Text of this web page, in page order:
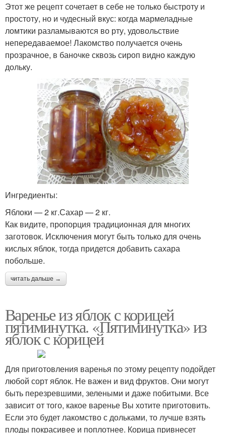
Этот же рецепт сочетает в себе не только быстроту и
простоту, но и чудесный вкус: когда мармеладные
ломтики разламываются во рту, удовольствие
непередаваемое! Лакомство получается очень
прозрачное, в баночке сквозь сироп видно каждую
дольку.
Ингредиенты:
Яблоки — 2 кг.Сахар — 2 кг.
Как видите, пропорция традиционная для многих
заготовок. Исключения могут быть только для очень
кислых яблок, тогда придется добавить сахара
побольше.
читать дальше →
Варенье из яблок с корицей
пятиминутка. «Пятиминутка» из
яблок с корицей
Для приготовления варенья по этому рецепту подойдет
любой сорт яблок. Не важен и вид фруктов. Они могут
быть перезревшими, зелеными и даже побитыми. Все
зависит от того, какое варенье Вы хотите приготовить.
Если это будет лакомство с дольками, то лучше взять
плоды покрасивее и поплотнее. Корица привнесет